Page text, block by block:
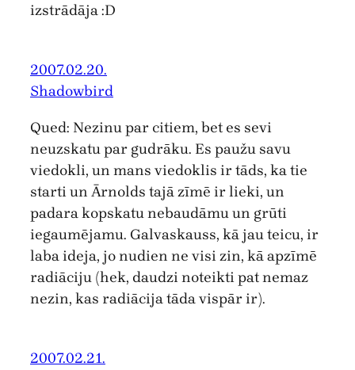
izstrādāja :D
2007.02.20.
Shadowbird
Qued: Nezinu par citiem, bet es sevi
neuzskatu par gudrāku. Es paužu savu
viedokli, un mans viedoklis ir tāds, ka tie
starti un Ārnolds tajā zīmē ir lieki, un
padara kopskatu nebaudāmu un grūti
iegaumējamu. Galvaskauss, kā jau teicu, ir
laba ideja, jo nudien ne visi zin, kā apzīmē
radiāciju (hek, daudzi noteikti pat nemaz
nezin, kas radiācija tāda vispār ir).
2007.02.21.